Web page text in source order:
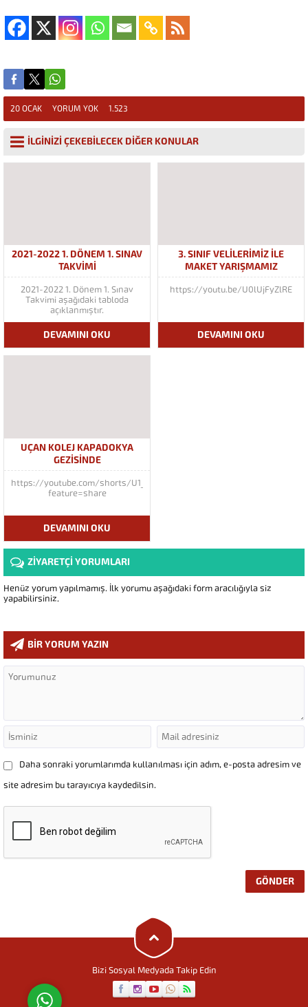
20 OCAK YORUM YOK 1.523
İLGİNİZİ ÇEKEBİLECEK DİĞER KONULAR
2021-2022 1. DÖNEM 1. SINAV
TAKVIMI
2021-2022 1. Dönem 1. Sınav
Takvimi aşağıdaki tabloda
açıklanmıştır.
DEVAMINI OKU
3. SINIF VELILERIMIZ ILE
MAKET YARIŞMAMIZ
https://youtu.be/U0lUjFyZlRE
DEVAMINI OKU
UÇAN KOLEJ KAPADOKYA
GEZİSİNDE
https://youtube.com/shorts/U1_iQqDM0Co?
feature=share
DEVAMINI OKU
ZİYARETÇİ YORUMLARI
Henüz yorum yapılmamış. İlk yorumu aşağıdaki form aracılığıyla siz
yapabilirsiniz.
BİR YORUM YAZIN
Daha sonraki yorumlarımda kullanılması için adım, e-posta adresim ve
site adresim bu tarayıcıya kaydedilsin.
Bizi Sosyal Medyada Takip Edin
Uçan Kolej
Cevap Yaz